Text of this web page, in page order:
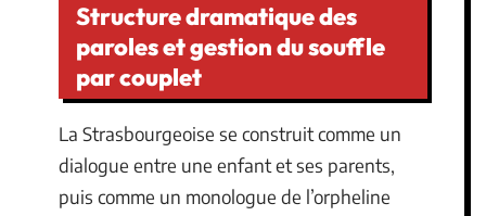
Structure dramatique des
paroles et gestion du souffle
par couplet
La Strasbourgeoise se construit comme un
dialogue entre une enfant et ses parents,
puis comme un monologue de l’orpheline